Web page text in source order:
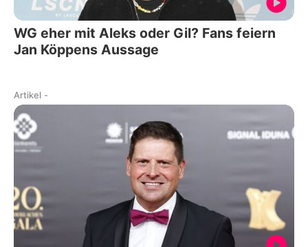
WG eher mit Aleks oder Gil? Fans feiern
Jan Köppens Aussage
Artikel -